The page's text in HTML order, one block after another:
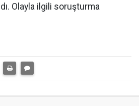
Olayla ilgili soruşturma